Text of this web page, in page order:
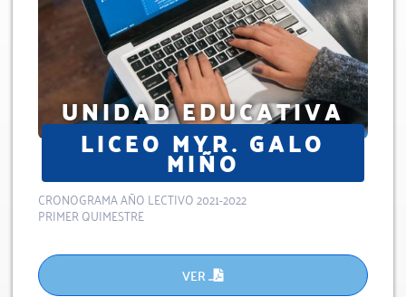
UNIDAD EDUCATIVA
LICEO MYR. GALO
MIÑO
CRONOGRAMA AÑO LECTIVO 2021-2022
PRIMER QUIMESTRE
VER ...